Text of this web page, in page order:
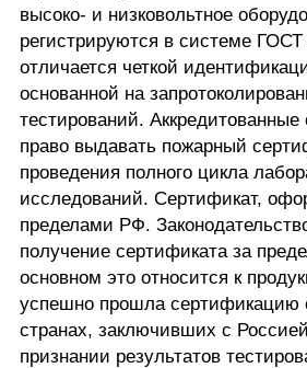
высоко- и низковольтное
регистрируются в системе ГОСТ
отличается четкой
основанной на
тестирований.
право выдавать пожарный
проведения полного цикла
исследований. Сертификат,
пределами РФ.
получение сертификата за
основном это относится к
успешно прошла сертификацию
странах, заключивших с
признании результатов